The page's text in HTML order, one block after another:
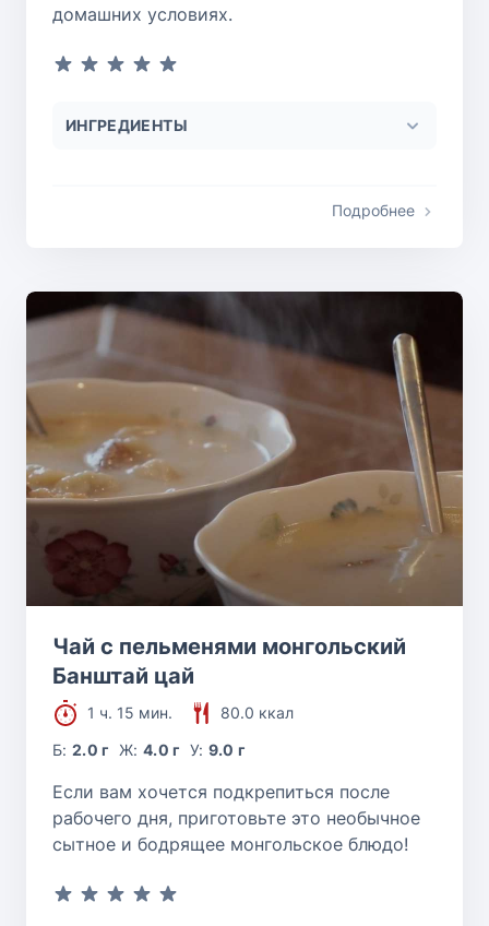
домашних условиях.
ИНГРЕДИЕНТЫ
Подробнее
Чай с пельменями монгольский
Банштай цай
1 ч. 15 мин.
80.0 ккал
Б:2.0 г Ж: 4.0 г У: 9.0 г
Если вам хочется подкрепиться после
рабочего дня, приготовьте это необычное
сытное и бодрящее монгольское блюдо!